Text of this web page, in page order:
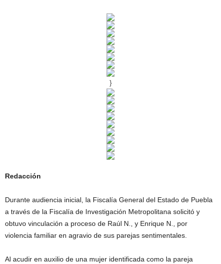
}
Redacción
Durante audiencia inicial, la Fiscalía General del Estado de Puebla
a través de la Fiscalía de Investigación Metropolitana solicitó y
obtuvo vinculación a proceso de Raúl N., y Enrique N., por
violencia familiar en agravio de sus parejas sentimentales.
Al acudir en auxilio de una mujer identificada como la pareja